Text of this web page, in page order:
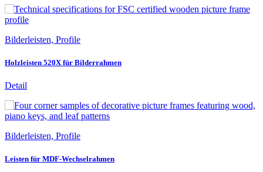
Bilderleisten, Profile
Holzleisten 520X für Bilderrahmen
Detail
Bilderleisten, Profile
Leisten für MDF-Wechselrahmen